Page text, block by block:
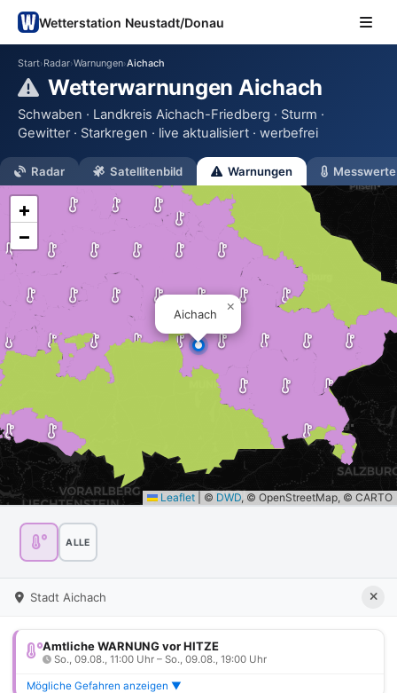
Wetterstation Neustadt/Donau
Start›Radar›Warnungen›Aichach
Wetterwarnungen Aichach
Schwaben · Landkreis Aichach-Friedberg · Sturm ·
Gewitter · Starkregen · live aktualisiert · werbefrei
Radar Satellitenbild Warnungen Messwerte
Aichach ×
+
−
Leaflet © DWD, © OpenStreetMap, © CARTO
ALLE
Stadt Aichach
Amtliche WARNUNG vor HITZE
So., 09.08., 11:00 Uhr – So., 09.08., 19:00 Uhr
Mögliche Gefahren anzeigen ▼